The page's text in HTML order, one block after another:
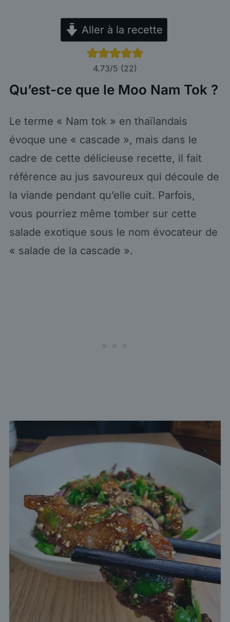
Aller à la recette
4.73/5 (22)
Qu’est-ce que le Moo Nam Tok ?
Le terme « Nam tok » en thaïlandais
évoque une « cascade », mais dans le
cadre de cette délicieuse recette, il fait
référence au jus savoureux qui découle de
la viande pendant qu’elle cuit. Parfois,
vous pourriez même tomber sur cette
salade exotique sous le nom évocateur de
« salade de la cascade ».